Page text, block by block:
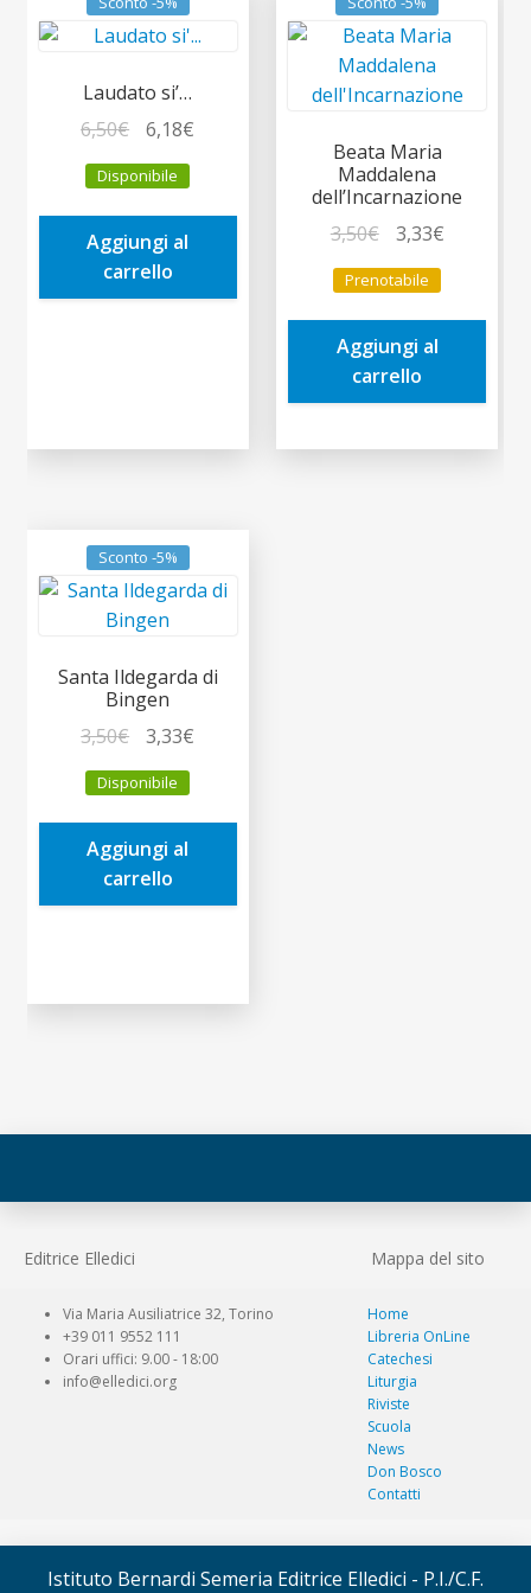
Laudato si’…
6,50€
prezzo
originale
era:
6,50€.
6,18€
è:
Disponibile
Aggiungi al
carrello
Beata Maria
Maddalena
dell’Incarnazione
3,50€
prezzo
originale
era:
3,50€.
3,33€Il
è:
Prenotabile
Aggiungi al
carrello
Sconto -5%
Santa Ildegarda di
Bingen
3,50€
prezzo
originale
era:
3,50€.
3,33€
è:
Disponibile
Aggiungi al
carrello
Editrice Elledici Mappa del sito
Via Maria Ausiliatrice 32, Torino
+39 011 9552 111
Orari uffici: 9.00 - 18:00
info@elledici.org
Home
Libreria OnLine
Catechesi
Liturgia
Riviste
Scuola
News
Don Bosco
Contatti
Istituto Bernardi Semeria Editrice Elledici - P.I./C.F.